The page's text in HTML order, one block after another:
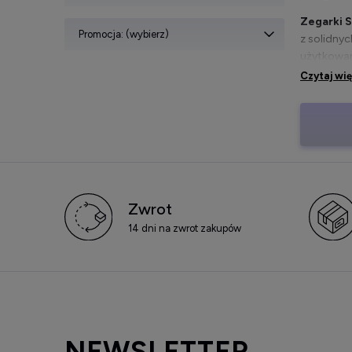
Promocja: (wybierz)
Zegarki
z
W ofercie
modele i
Czytaj
Zwrot
14 dni na zwrot zakupów